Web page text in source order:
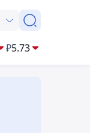
₽5.73